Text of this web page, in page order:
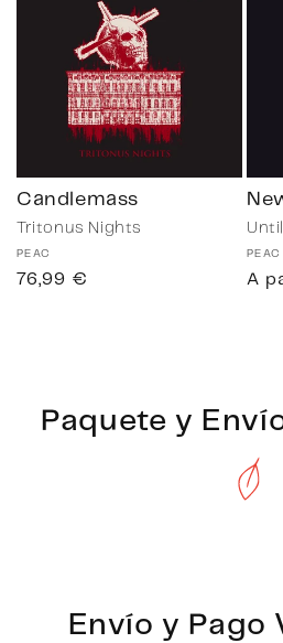
Candlemass
Tritonus Nights
Proveedor:
PEAC
Precio
76,99 €
PEAC
A
Paquete y
Envío y Pago